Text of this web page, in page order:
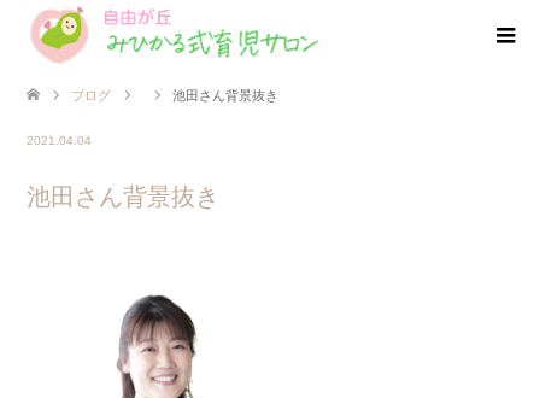
ブログ 池田さん背景抜き
2021.04.04
池田さん背景抜き